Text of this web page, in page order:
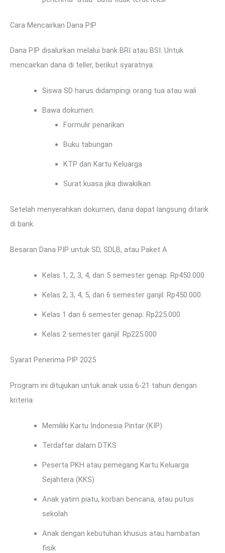
Cara Mencairkan Dana PIP
Dana PIP disalurkan melalui bank BRI atau BSI. Untuk
mencairkan dana di teller, berikut syaratnya:
Siswa SD harus didampingi orang tua atau wali
Bawa dokumen:
Formulir penarikan
Buku tabungan
KTP dan Kartu Keluarga
Surat kuasa jika diwakilkan
Setelah menyerahkan dokumen, dana dapat langsung ditarik
di bank.
Besaran Dana PIP untuk SD, SDLB, atau Paket A
Kelas 1, 2, 3, 4, dan 5 semester genap: Rp450.000
Kelas 2, 3, 4, 5, dan 6 semester ganjil: Rp450.000
Kelas 1 dan 6 semester genap: Rp225.000
Kelas 2 semester ganjil: Rp225.000
Syarat Penerima PIP 2025
Program ini ditujukan untuk anak usia 6-21 tahun dengan
kriteria:
Memiliki Kartu Indonesia Pintar (KIP)
Terdaftar dalam DTKS
Peserta PKH atau pemegang Kartu Keluarga
Sejahtera (KKS)
Anak yatim piatu, korban bencana, atau putus
sekolah
Anak dengan kebutuhan khusus atau hambatan
fisik